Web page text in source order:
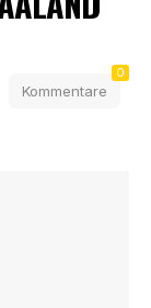
Kommentare
0